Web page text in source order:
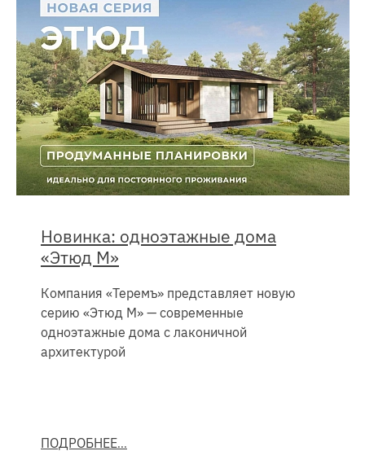
Новинка: одноэтажные дома
«Этюд М»
Компания «Теремъ» представляет новую
серию «Этюд М» — современные
одноэтажные дома с лаконичной
архитектурой
ПОДРОБНЕЕ